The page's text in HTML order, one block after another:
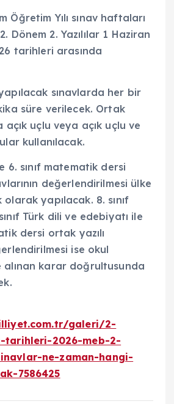
Öğretim Yılı sınav haftaları
Dönem 2. Yazılılar 1 Haziran
tarihleri arasında
sınavlarda her bir
süre verilecek. Ortak
açık uçlu veya açık uçlu ve
kullanılacak.
6. sınıf matematik dersi
değerlendirilmesi ülke
yapılacak. 8. sınıf
Türk dili ve edebiyatı ile
dersi ortak yazılı
ise okul
alınan karar doğrultusunda
galeri/2-
tarihleri-2026-meb-2-
ne-zaman-hangi-
7586425